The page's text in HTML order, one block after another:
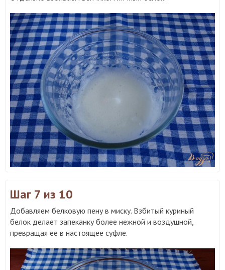
Шаг 7 из 10
Добавляем белковую пену в миску. Взбитый куриный
белок делает запеканку более нежной и воздушной,
превращая ее в настоящее суфле.